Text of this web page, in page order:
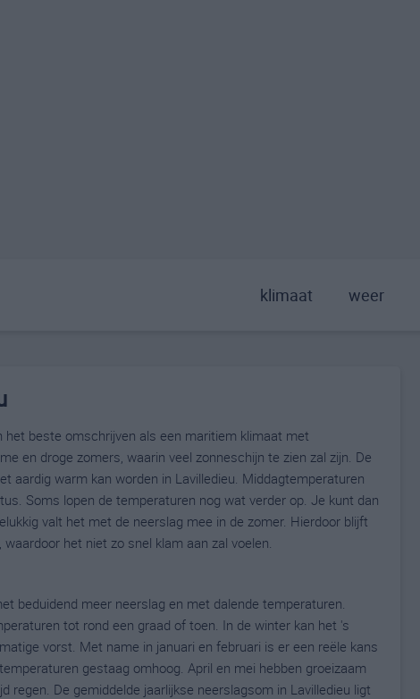
klimaat weer
beste omschrijven als een maritiem klimaat met
en droge zomers, waarin veel zonneschijn te zien zal zijn. De
aardig warm kan worden in Lavilledieu. Middagtemperaturen
Soms lopen de temperaturen nog wat verder op. Je kunt dan
valt het met de neerslag mee in de zomer. Hierdoor blijft
het niet zo snel klam aan zal voelen.
beduidend meer neerslag en met dalende temperaturen.
tot rond een graad of toen. In de winter kan het 's
vorst. Met name in januari en februari is er een reële kans
gestaag omhoog. April en mei hebben groeizaam
De gemiddelde jaarlijkse neerslagsom in Lavilledieu ligt